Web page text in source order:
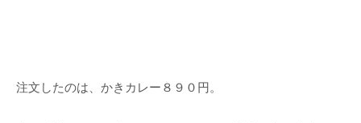
注文したのは、かきカレー８９０円。